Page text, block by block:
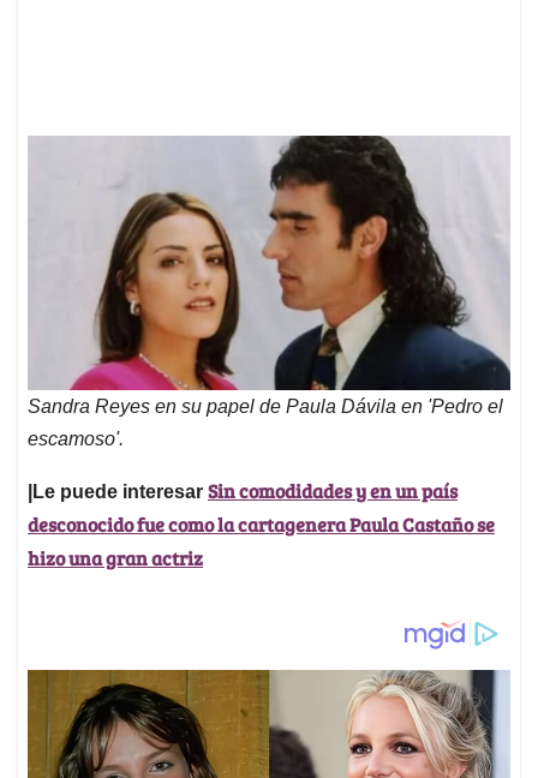
Sandra Reyes en su papel de Paula Dávila en 'Pedro el
escamoso'.
|Le puede interesar Sin comodidades y en un país
desconocido fue como la cartagenera Paula Castaño se
hizo una gran actriz